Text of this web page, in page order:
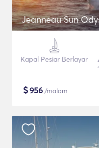
Jeanneau Sun
Kapal Pesiar Berlayar
$956 /malam